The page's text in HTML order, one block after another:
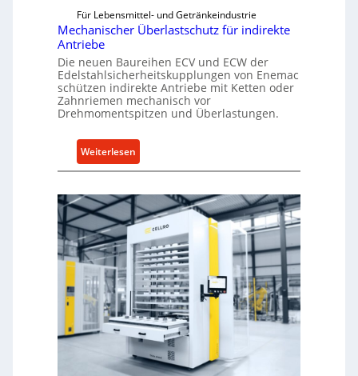
Für Lebensmittel- und Getränkeindustrie
Mechanischer Überlastschutz für indirekte
Antriebe
Die neuen Baureihen ECV und ECW der
Edelstahlsicherheitskupplungen von Enemac
schützen indirekte Antriebe mit Ketten oder
Zahnriemen mechanisch vor
Drehmomentspitzen und Überlastungen.
Weiterlesen
M
c
h
n
i
c
h
e
r
Ü